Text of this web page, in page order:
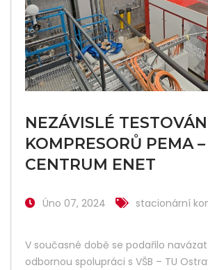
NEZÁVISLÉ
KOMPRESORŮ PEMA –
CENTRUM ENET
Úno 07, 2024 stacionární
V současné době se podařilo
odbornou spolupráci s VŠB – TU